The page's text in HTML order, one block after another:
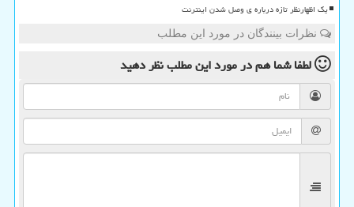
یک اظهارنظر تازه درباره ی وصل شدن اینترنت
نظرات بینندگان در مورد این مطلب
لطفا شما همدر مورد این مطلبنظر دهید